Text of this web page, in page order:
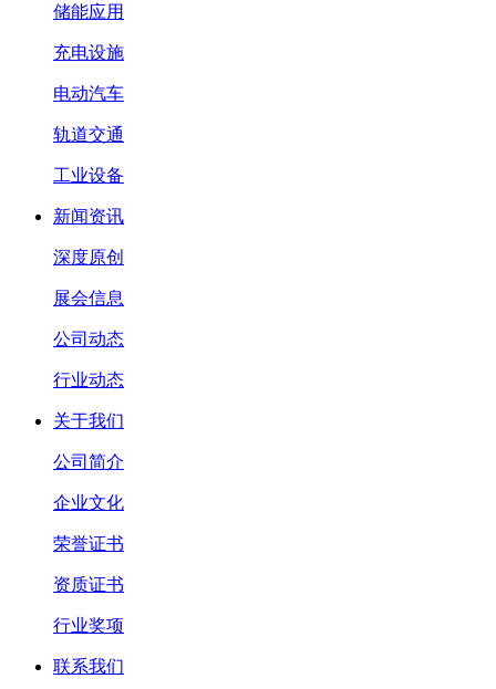
储能应用
充电设施
电动汽车
轨道交通
工业设备
新闻资讯
深度原创
展会信息
公司动态
行业动态
关于我们
公司简介
企业文化
荣誉证书
资质证书
行业奖项
联系我们